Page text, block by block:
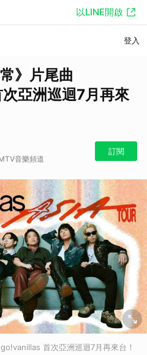
以LINE開啟
登入
》片尾曲
亞洲巡迴7月再來
音樂頻道
訂閱
首次亞洲巡迴7月再來台！